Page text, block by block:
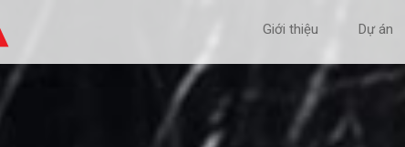
Giới thiệu Dự án